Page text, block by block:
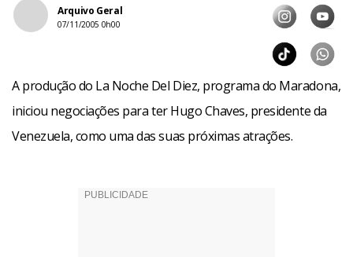
Arquivo Geral
07/11/2005 0h00
A produção do La Noche Del Diez, programa do Maradona,
iniciou negociações para ter Hugo Chaves, presidente da
Venezuela, como uma das suas próximas atrações.